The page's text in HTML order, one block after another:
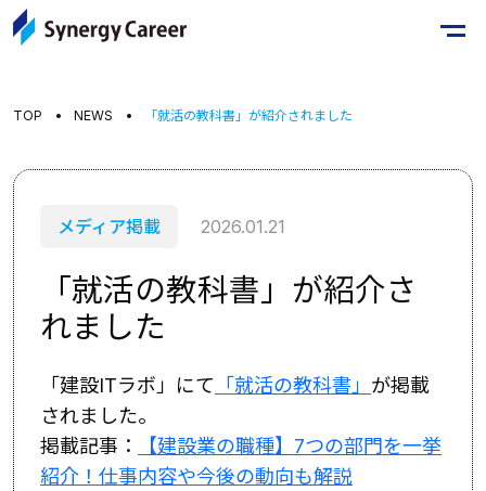
TOP NEWS 「就活の教科書」が紹介されました
メディア掲載 2026.01.21
「就活の教科書」が紹介さ
れました
「建設ITラボ」にて 「就活の教科書」 が掲載
されました。
掲載記事：
【建設業の職種】7つの部門を一挙
紹介！仕事内容や今後の動向も解説